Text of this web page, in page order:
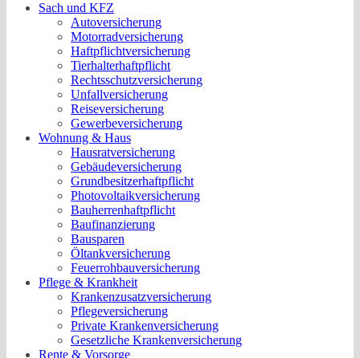
Sach und KFZ
Autoversicherung
Motorradversicherung
Haftpflichtversicherung
Tierhalterhaftpflicht
Rechtsschutzversicherung
Unfallversicherung
Reiseversicherung
Gewerbeversicherung
Wohnung & Haus
Hausratversicherung
Gebäudeversicherung
Grundbesitzerhaftpflicht
Photovoltaikversicherung
Bauherrenhaftpflicht
Baufinanzierung
Bausparen
Öltankversicherung
Feuerrohbauversicherung
Pflege & Krankheit
Krankenzusatzversicherung
Pflegeversicherung
Private Krankenversicherung
Gesetzliche Krankenversicherung
Rente & Vorsorge